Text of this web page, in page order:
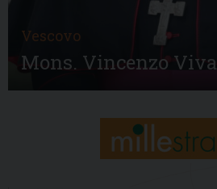
Vescovo
Mons. Vincenzo Viva